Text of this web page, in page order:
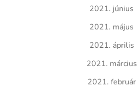
2021. június
2021. május
2021. április
2021. március
2021. február